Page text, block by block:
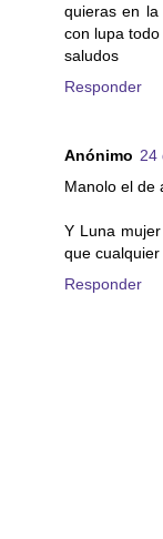
quieras en
con lupa
saludos
Responder
Anónimo 24
Manolo el de
Y Luna
que
Responder